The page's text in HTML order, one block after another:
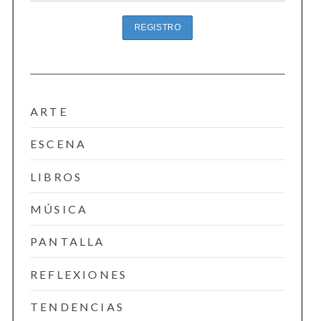
ARTE
ESCENA
LIBROS
MÚSICA
PANTALLA
REFLEXIONES
TENDENCIAS